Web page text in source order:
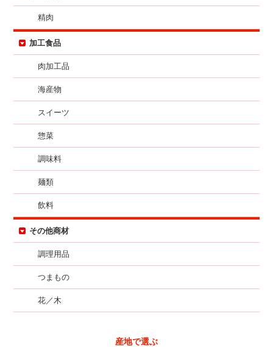
精肉
加工食品
肉加工品
海産物
スイーツ
惣菜
調味料
麺類
飲料
その他商材
調理用品
つまもの
花／木
産地で選ぶ